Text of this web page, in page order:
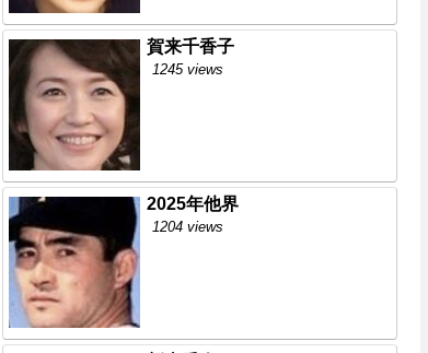
賀来千香子
1245 views
2025年他界
1204 views